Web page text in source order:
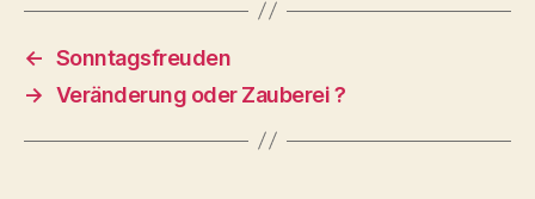
← Sonntagsfreuden
→ Veränderung oder Zauberei ?